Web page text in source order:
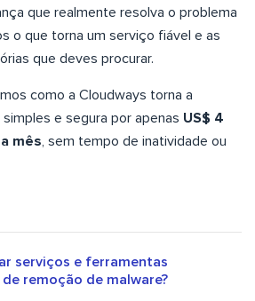
que realmente resolva o problema
o que torna um serviço fiável e as
que deves procurar.
como a Cloudways torna a
e segura por apenas US$ 4
mês, sem tempo de inatividade ou
serviços e ferramentas
remoção de malware?